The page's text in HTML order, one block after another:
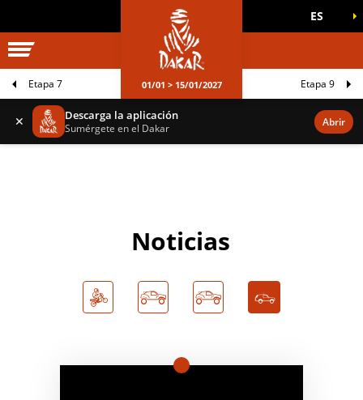
DAKAR
OFICIALES ES
01/01 > 15/01/2027
Etapa 7 Etapa 9
✕ Descarga la aplicación
Sumérgete en el Dakar Abrir
Noticias